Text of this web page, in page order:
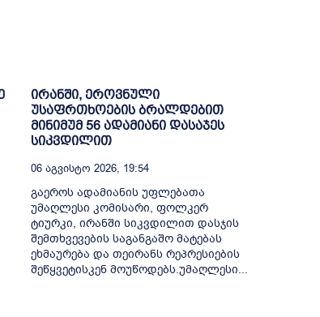
ირანში, ეროვნული
უსაფრთხოების ბრალდებით
მინიმუმ 56 ადამიანი დასაჯეს
სიკვდილით
06 Აგვისტო 2026, 19:54
გაეროს ადამიანის უფლებათა
უმაღლესი კომისარი, ფოლკერ
ტიურკი, ირანში სიკვდილით დასჯის
შემთხვევების საგანგაშო მატებას
ეხმაურება და თეირანს რეპრესიების
შეწყვეტისკენ მოუწოდებს.უმაღლესი...